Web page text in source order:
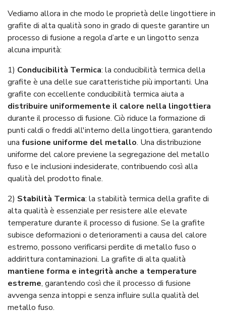
Vediamo allora in che modo le proprietà delle lingottiere in
grafite di alta qualità sono in grado di queste garantire un
processo di fusione a regola d’arte e un lingotto senza
alcuna impurità:
1) Conducibilità Termica: la conducibilità termica della
grafite è una delle sue caratteristiche più importanti. Una
grafite con eccellente conducibilità termica aiuta a
distribuire uniformemente il calore nella lingottiera
durante il processo di fusione. Ciò riduce la formazione di
punti caldi o freddi all'interno della lingottiera, garantendo
una fusione uniforme del metallo. Una distribuzione
uniforme del calore previene la segregazione del metallo
fuso e le inclusioni indesiderate, contribuendo così alla
qualità del prodotto finale.
2) Stabilità Termica: la stabilità termica della grafite di
alta qualità è essenziale per resistere alle elevate
temperature durante il processo di fusione. Se la grafite
subisce deformazioni o deterioramenti a causa del calore
estremo, possono verificarsi perdite di metallo fuso o
addirittura contaminazioni. La grafite di alta qualità
mantiene forma e integrità anche a temperature
estreme, garantendo così che il processo di fusione
avvenga senza intoppi e senza influire sulla qualità del
metallo fuso.